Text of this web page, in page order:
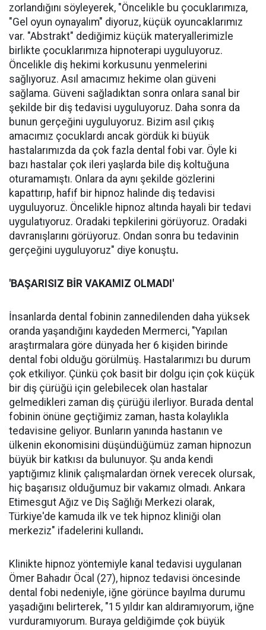
zorlandığını söyleyerek, "Öncelikle bu çocuklarımıza,
"Gel oyun oynayalım" diyoruz, küçük oyuncaklarımız
var. "Abstrakt" dediğimiz küçük materyallerimizle
birlikte çocuklarımıza hipnoterapi uyguluyoruz.
Öncelikle diş hekimi korkusunu yenmelerini
sağlıyoruz. Asıl amacımız hekime olan güveni
sağlama. Güveni sağladıktan sonra onlara sanal bir
şekilde bir diş tedavisi uyguluyoruz. Daha sonra da
bunun gerçeğini uyguluyoruz. Bizim asıl çıkış
amacımız çocuklardı ancak gördük ki büyük
hastalarımızda da çok fazla dental fobi var. Öyle ki
bazı hastalar çok ileri yaşlarda bile diş koltuğuna
oturamamıştı. Onlara da aynı şekilde gözlerini
kapattırıp, hafif bir hipnoz halinde diş tedavisi
uyguluyoruz. Öncelikle hipnoz altında hayali bir tedavi
uygulatıyoruz. Oradaki tepkilerini görüyoruz. Oradaki
davranışlarını görüyoruz. Ondan sonra bu tedavinin
gerçeğini uyguluyoruz" diye konuştu.
'BAŞARISIZ BİR VAKAMIZ OLMADI'
İnsanlarda dental fobinin zannedilenden daha yüksek
oranda yaşandığını kaydeden Mermerci, "Yapılan
araştırmalara göre dünyada her 6 kişiden birinde
dental fobi olduğu görülmüş. Hastalarımızı bu durum
çok etkiliyor. Çünkü çok basit bir dolgu için çok küçük
bir diş çürüğü için gelebilecek olan hastalar
gelmedikleri zaman diş çürüğü ilerliyor. Burada dental
fobinin önüne geçtiğimiz zaman, hasta kolaylıkla
tedavisine geliyor. Bunların yanında hastanın ve
ülkenin ekonomisini düşündüğümüz zaman hipnozun
büyük bir katkısı da bulunuyor. Şu anda kendi
yaptığımız klinik çalışmalardan örnek verecek olursak,
hiç başarısız olduğumuz bir vakamız olmadı. Ankara
Etimesgut Ağız ve Diş Sağlığı Merkezi olarak,
Türkiye'de kamuda ilk ve tek hipnoz kliniği olan
merkeziz" ifadelerini kullandı.
Klinikte hipnoz yöntemiyle kanal tedavisi uygulanan
Ömer Bahadır Öcal (27), hipnoz tedavisi öncesinde
dental fobi nedeniyle, iğne görünce bayılma durumu
yaşadığını belirterek, "15 yıldır kan aldıramıyorum, iğne
vurduramıyorum. Buraya geldiğimde çok büyük